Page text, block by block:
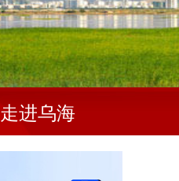
走进乌海